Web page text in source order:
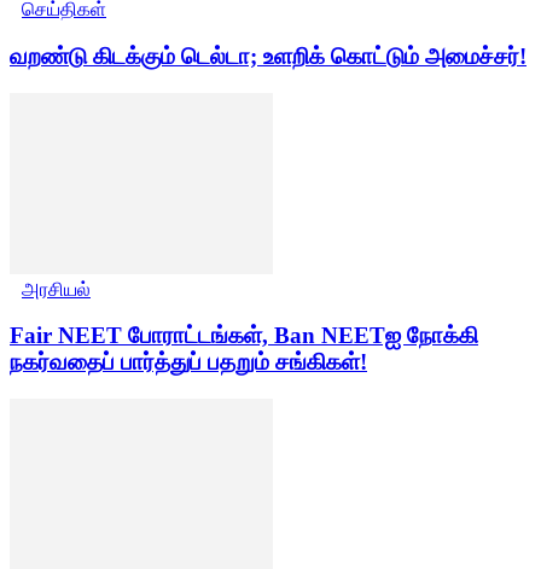
செய்திகள்
வறண்டு கிடக்கும் டெல்டா; உளறிக் கொட்டும் அமைச்சர்!
அரசியல்
Fair NEET போராட்டங்கள், Ban NEETஐ நோக்கி
நகர்வதைப் பார்த்துப் பதறும் சங்கிகள்!